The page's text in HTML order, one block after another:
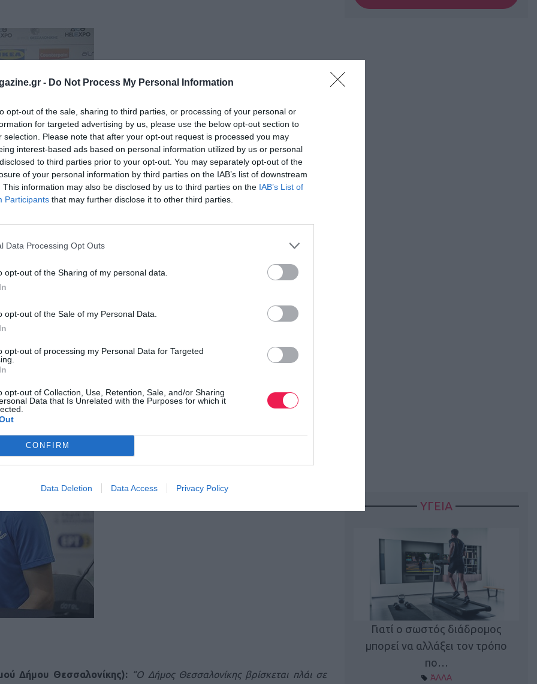
- Do Not Process My Personal Information
opt-out of the sale, sharing to third parties, or processing of your personal or
for targeted advertising by us, please use the below opt-out section to
selection. Please note that after your opt-out request is processed you may
interest-based ads based on personal information utilized by us or personal
to third parties prior to your opt-out. You may separately opt-out of the
of your personal information by third parties on the IAB’s list of downstream
This information may also be disclosed by us to third parties on the IAB’s List of
Participants that may further disclose it to other third parties.
Data Processing Opt Outs
opt-out of the Sharing of my personal data.
opt-out of the Sale of my Personal Data.
opt-out of processing my Personal Data for Targeted
opt-out of Collection, Use, Retention, Sale, and/or Sharing
Data that Is Unrelated with the Purposes for which it
CONFIRM
Data Deletion Data Access Privacy Policy
σε όλους το μήνυμα της συμμετοχής. Η εξαιρετική αθλήτρια και
πρωταθλήτρια στις μεγάλες αποστάσεις Μαργαρίτα Ντίνα, η Ελληνίδα
στους Ολυμπιακούς αγώνες του Λονδίνου και του Ρίο και ο
και μεγάλη ελπίδα της παρατεταμένης ταχύτητας για την Ελλάδα. Οι
τρέχοντας σε ζευγάρια.
Δήμου Θεσσαλονίκης):
“Ο Δήμος Θεσσαλονίκης βρίσκεται πλάι σε
ΥΓΕΙΑ
Γιατί ο σωστός διάδρομος
μπορεί να αλλάξει τον τρόπο
πο…
ΆΛΛΑ